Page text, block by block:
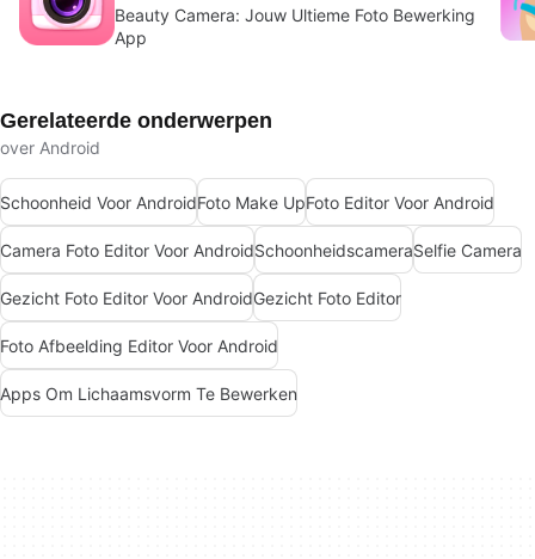
Beauty Camera: Jouw Ultieme Foto Bewerking
App
Gerelateerde onderwerpen
over Android
Schoonheid Voor AndroidFoto Make UpFoto Editor Voor Android
Camera Foto Editor Voor AndroidSchoonheidscameraSelfie Camera
Gezicht Foto Editor Voor AndroidGezicht Foto Editor
Foto Afbeelding Editor Voor Android
Apps Om Lichaamsvorm Te Bewerken